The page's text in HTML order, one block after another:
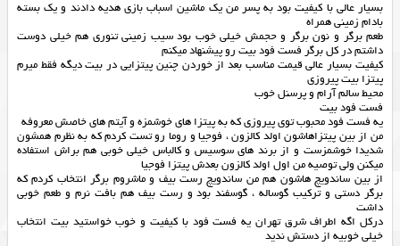
بسیار عالی با کیفیت بود به پسر من یک ماشین اسباب بازی هدیه دادند و یک بسته
بادام زمینی همراه
طعم برگر و نون برگر و حجمش خیلی خوب بود سیب زمینی تنوری هم خیلی دوست
داشتم در کل برگر فست فود بیت رو پیشنهاد میکنم
کیفیت بسیار عالی قیمت مناسب بعد از خوردن چنین پیتزایی در بیت دیگه فقط میرم
پیتزا بیت پیروزی
محیط سالم آرام و پرسنل خوب
فست فود بیت
یه فست فود محبوب توی پیروزی که به پیتزا های خوشمزه و آیتم های خاصش معروفه
من از بین پیتزاهاشون اولد کالزون ، فوجیا و روما رو تست کردم که به نظرم همشون
شدیدا خوشمزست و از برند های سوسیس و کالباس خیلی خوبی هم براش استفاده
میکنن ولی توصیه من اول اولد کالزون بعدش پیتزا فوجیا
از بین ساندویچ هاشون هم من ساندویچ رست بیف و ماشروم برگر انتخاب کردم که
برگر دستی و ترکیب گوساله ، گوسفند بود و رست بیف هم بافت نرم و طعم خوبی
داشت
درکل اگه اطراف شرق تهران یه فست فود با کیفیت و خوب خواستید بیت انتخاب
خیلی خوبیه از دستش ندید